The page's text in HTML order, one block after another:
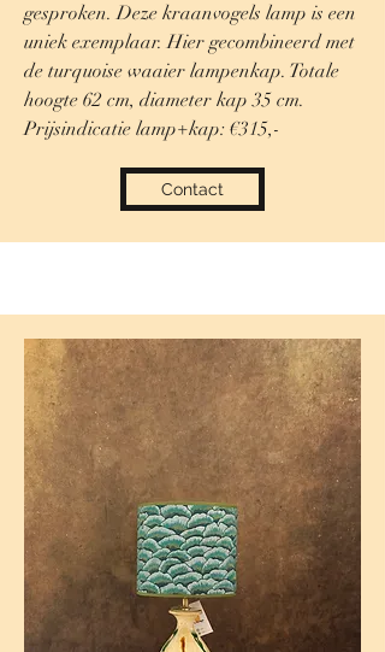
gesproken. Deze kraanvogels lamp is een
uniek exemplaar. Hier gecombineerd met
de turquoise waaier lampenkap. Totale
hoogte 62 cm, diameter kap 35 cm.
Prijsindicatie lamp+kap: €315,-
Contact